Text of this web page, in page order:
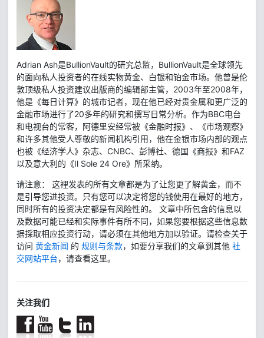
Adrian Ash是BullionVault的研究总监，BullionVault是全球领先
的面向私人投资者的在线实物黄金、白银和铂金市场。他曾是伦
敦顶级私人投资建议出版商的编辑部主管，2003年至2008年，
他是《每日计算》的城市记者，现在他已经对贵金属和更广泛的
金融市场进行了20多年的研究和撰写日常分析。作为BBC电台
和电视台的常客，阿德里安经常被《金融时报》、《市场观察》
和许多其他受人尊敬的新闻机构引用，他在金银市场内部的观点
也被《经济学人》杂志、CNBC、彭博社、德国《商报》和FAZ
以及意大利的《Il Sole 24 Ore》所采纳。
请注意： 这裡发表的所有文章都是为了让您更了解黄金，而不
是引导您进投资。只有您可以决定将您的钱使用在最好的地方，
同时所有的投资决定都是有风险性的。 文章中所包含的信息以
及数据可能已经和实际事件有所不同，如果您要根据这些信息数
据採取相应投资行动，请必须在其他地方加以验证。请检查关于
访问 黄金新闻 的 规则与条款，如要分享我们的文章到其他 社
交网站平台，请查看这里。
关注我们